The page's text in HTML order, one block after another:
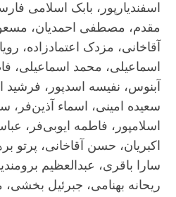
اسفندیارپور، بابک اسلامی
مقدم، مصطفی احمدیان،
آقاخانی، مزدک اعتمادزاده،
اسماعیلی، محمد اسماعیلی،
آبنوس، نفیسه اسدپور،
سعیده امینی، اسماء‌ آذین‌فر،
اسلامپور، فاطمه ایوبی‌فر،
اکبریان، حسن آقاخانی، پرتو
سارا باقری، عبدالعظیم
ریحانه بهنامی، جبرئیل